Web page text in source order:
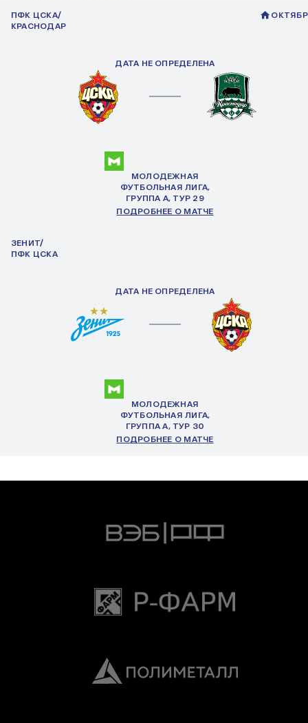
ПФК ЦСКА/
КРАСНОДАР
ДАТА НЕ ОПРЕДЕЛЕНА
МОЛОДЕЖНАЯ
ФУТБОЛЬНАЯ ЛИГА,
ГРУППА А, ТУР 29
ПОДРОБНЕЕ О МАТЧЕ
ЗЕНИТ/
ПФК ЦСКА
ДАТА НЕ ОПРЕДЕЛЕНА
МОЛОДЕЖНАЯ
ФУТБОЛЬНАЯ ЛИГА,
ГРУППАА, ТУР 30
ПОДРОБНЕЕ О МАТЧЕ